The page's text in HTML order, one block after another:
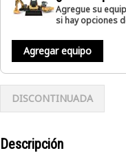
Agregue su
si hay opciones
Agregar equipo
DISCONTINUADA
Descripción